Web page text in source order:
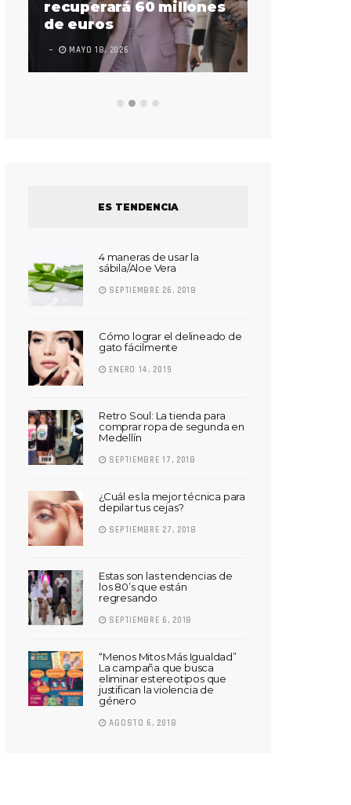
recuperará 60 millones
de euros
MAYO 18, 2026
ES TENDENCIA
4 maneras de usar la
sábila/Aloe Vera
SEPTIEMBRE 26, 2018
Cómo lograr el delineado de
gato fácilmente
ENERO 14, 2019
Retro Soul: La tienda para
comprar ropa de segunda en
Medellín
SEPTIEMBRE 17, 2018
¿Cuál es la mejor técnica para
depilar tus cejas?
SEPTIEMBRE 27, 2018
Estas son las tendencias de
los 80’s que están
regresando
SEPTIEMBRE 6, 2018
“Menos Mitos Más Igualdad”
La campaña que busca
eliminar estereotipos que
justifican la violencia de
género
AGOSTO 6, 2018